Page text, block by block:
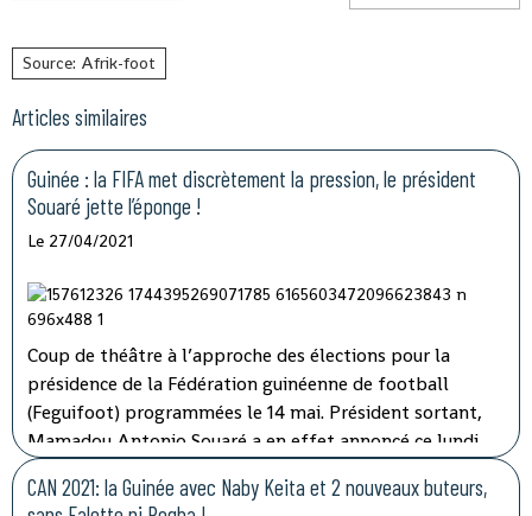
Source: Afrik-foot
Articles similaires
Guinée : la FIFA met discrètement la pression, le président
Souaré jette l’éponge !
Le 27/04/2021
Coup de théâtre à l’approche des élections pour la
présidence de la Fédération guinéenne de football
(Feguifoot) programmées le 14 mai. Président sortant,
Mamadou Antonio Souaré a en effet annoncé ce lundi
qu’il renonce finalement à briguer un second mandat !
CAN 2021: la Guinée avec Naby Keita et 2 nouveaux buteurs,